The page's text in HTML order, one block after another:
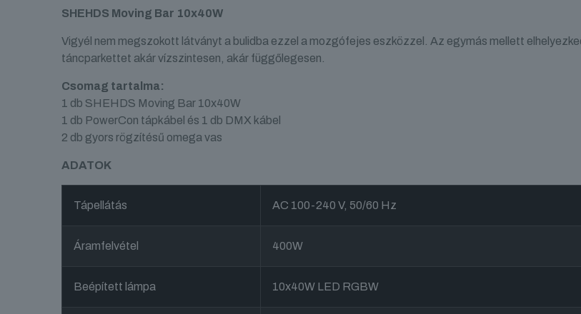
SHEHDS Moving Bar 10x40W
Vigyél nem megszokott látványt a bulidba ezzel a mozgófejes eszközzel. Az egymás mellett
táncparkettet akár vízszintesen, akár függőlegesen.
Csomag tartalma:
1 db SHEHDS Moving Bar 10x40W
1 db PowerCon tápkábel és 1 db DMX kábel
2 db gyors rögzítésű omega vas
ADATOK
Tápellátás AC 100-240 V, 50/60 Hz
Áramfelvétel 400W
Beépített lámpa 10x40W LED RGBW